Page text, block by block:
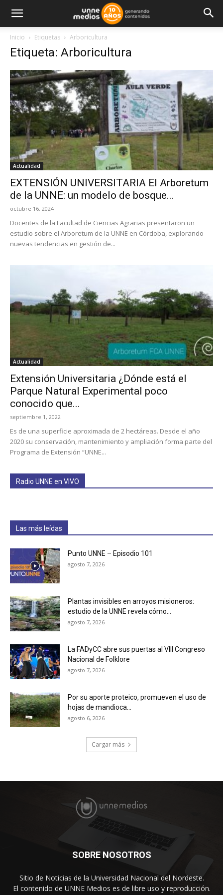
Inicio Etiquetas Arboricultura
Etiqueta: Arboricultura
Actualidad
EXTENSIÓN UNIVERSITARIA El Arboretum
de la UNNE: un modelo de bosque...
octubre 16, 2024
Docentes de la Facultad de Ciencias Agrarias presentaron un
estudio sobre el Arboretum de la UNNE en Córdoba, explorando
nuevas tendencias en gestión de...
Actualidad
Extensión Universitaria ¿Dónde está el
Parque Natural Experimental poco
conocido que...
septiembre 1, 2022
Es de una superficie aproximada de 2 hectáreas. Desde el año
2020 su conservación, mantenimiento y ampliación forma parte del
Programa de Extensión “UNNE...
Radio UNNE en VIVO
Las más leídas
Punto UNNE – Episodio 101
agosto 7, 2026
Plantas invisibles en arroyos misioneros:
estudio de la UNNE revela cómo...
agosto 7, 2026
La FADyCC abre sus puertas al VIII Congreso
Nacional de Folklore
agosto 7, 2026
Por su aporte proteico, promueven el uso de
hojas de mandioca...
agosto 6, 2026
Cargar más
SOBRE NOSOTROS
Sitio de Noticias de la Universidad Nacional del Nordeste.
El contenido de UNNE Medios es de libre uso y reproducción.